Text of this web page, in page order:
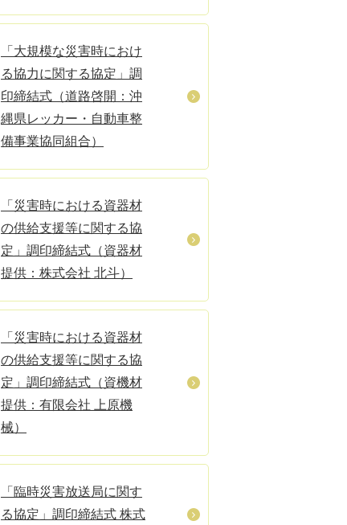
「大規模な災害時におけ
る協力に関する協定」調
印締結式（道路啓開：沖
縄県レッカー・自動車整
備事業協同組合）
「災害時における資器材
の供給支援等に関する協
定」調印締結式（資器材
提供：株式会社 北斗）
「災害時における資器材
の供給支援等に関する協
定」調印締結式（資機材
提供：有限会社 上原機
械）
「臨時災害放送局に関す
る協定」調印締結式 株式